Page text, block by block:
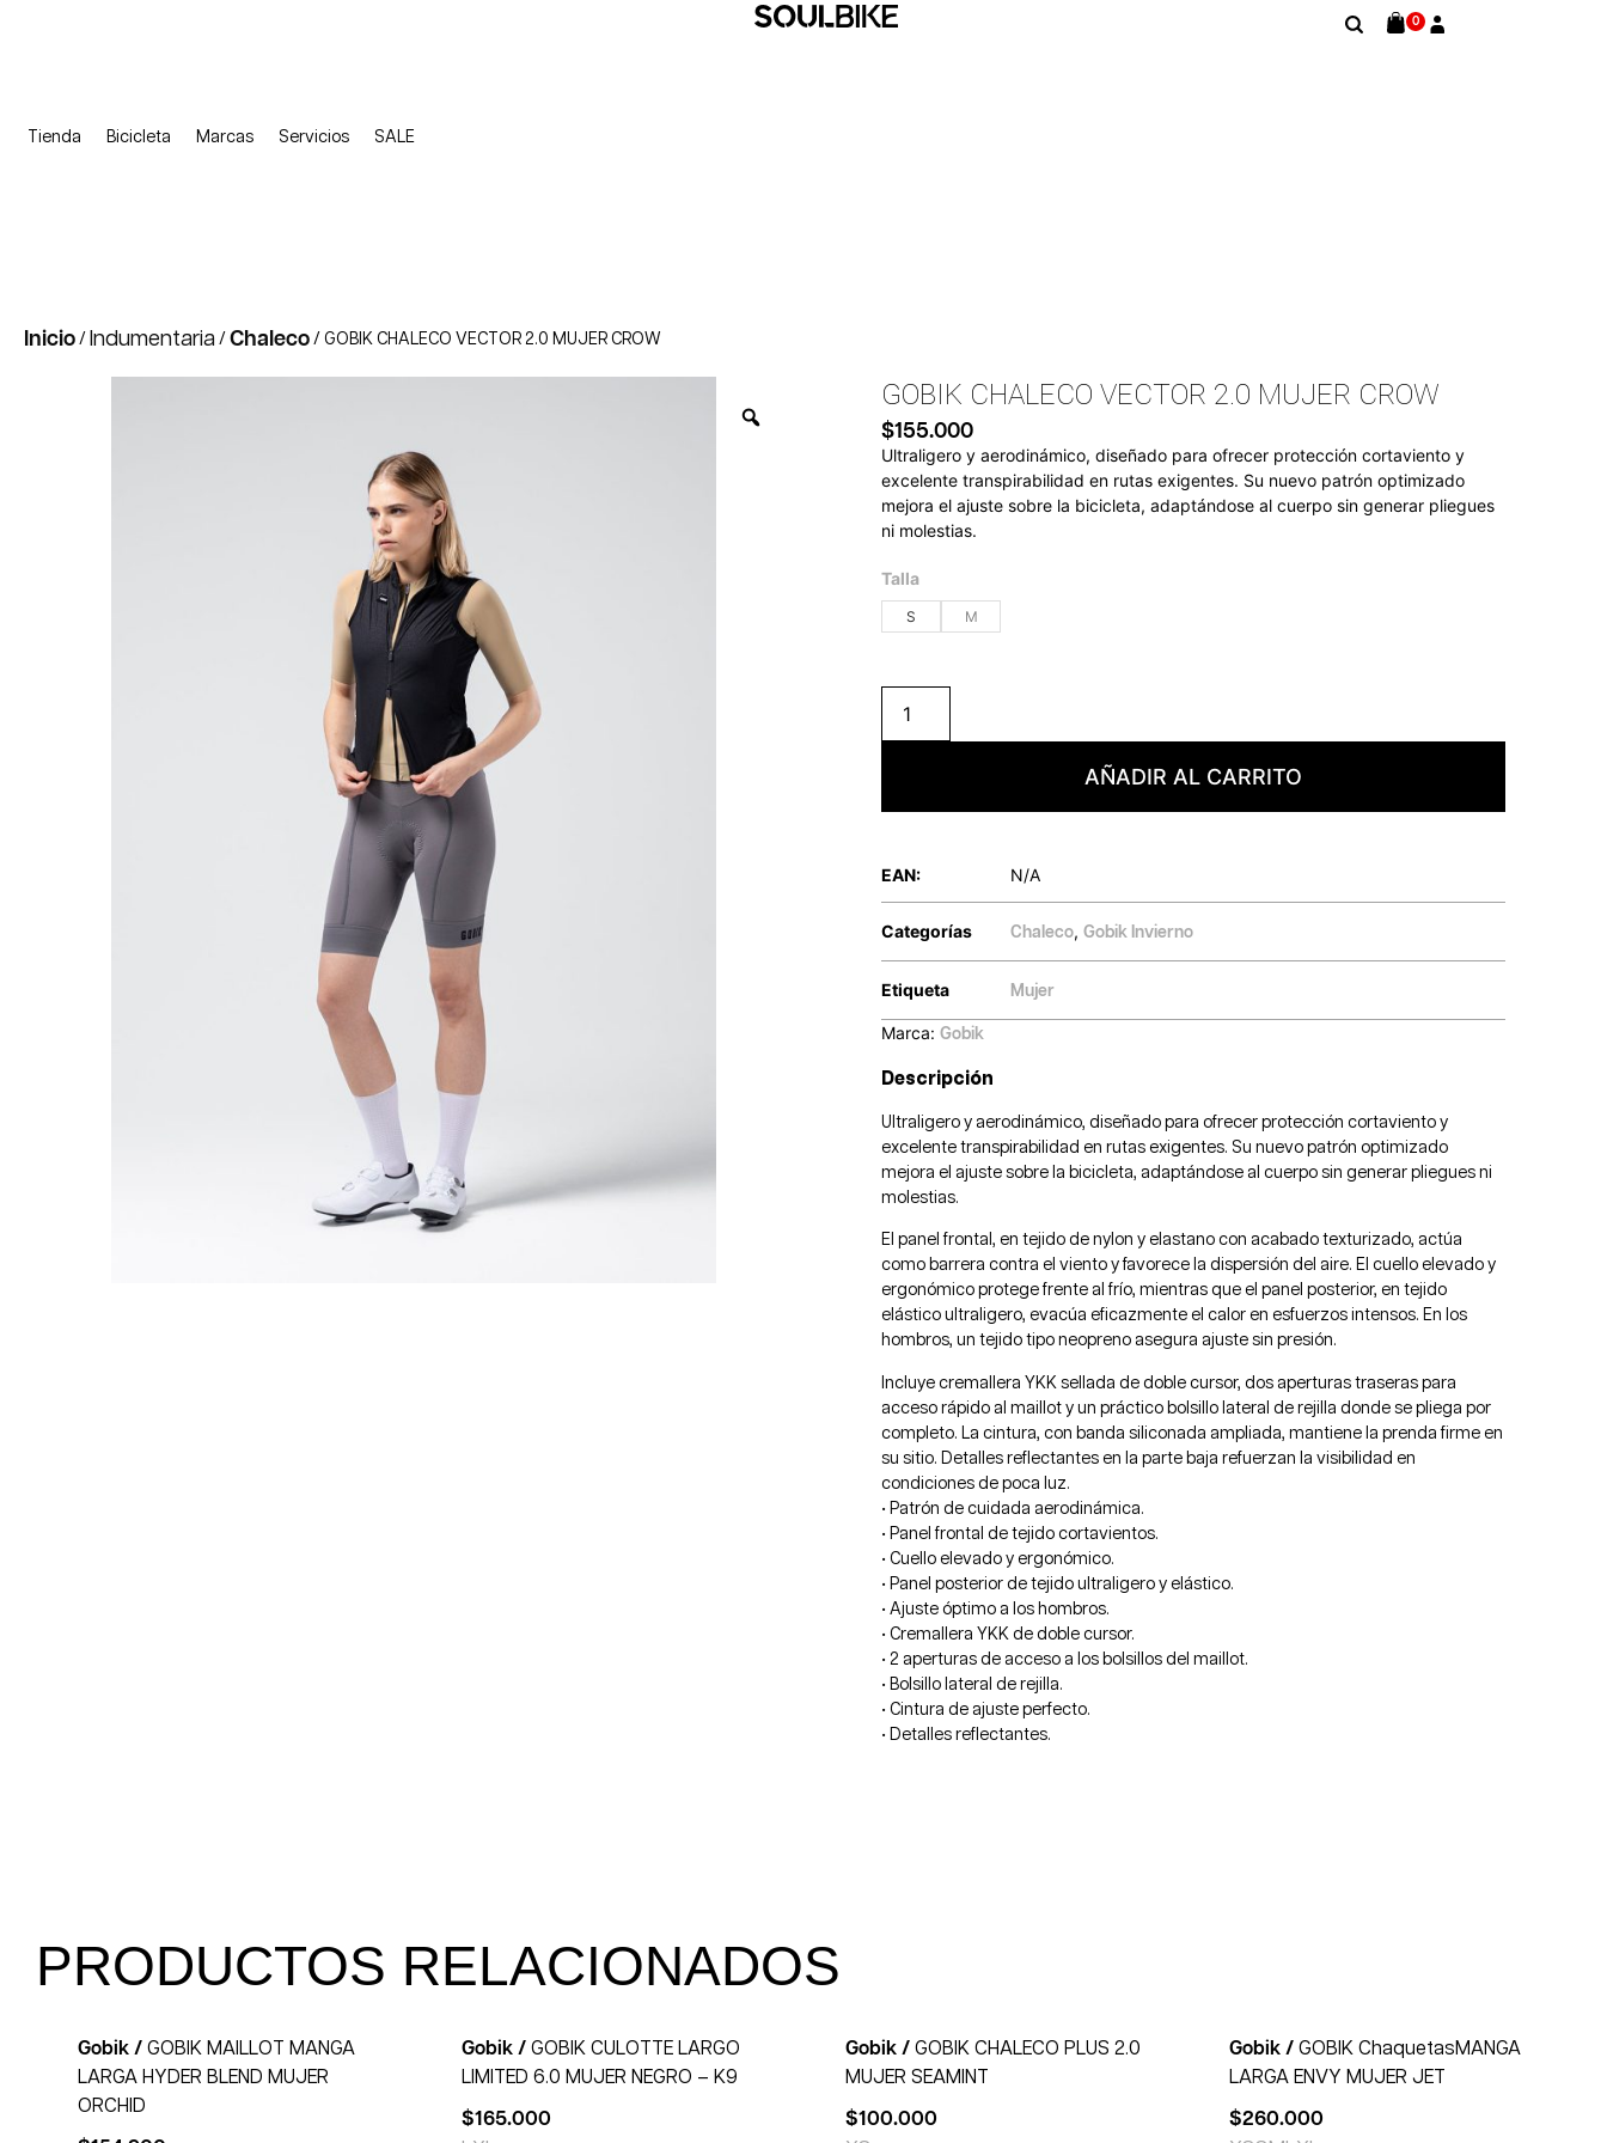
Tienda Bicicleta Marcas Servicios SALE
0
Inicio / Indumentaria / Chaleco / GOBIK CHALECO VECTOR 2.0 MUJER CROW
GOBIK CHALECO VECTOR 2.0 MUJER CROW
$155.000
Ultraligero y aerodinámico, diseñado para ofrecer protección cortaviento y
excelente transpirabilidad en rutas exigentes. Su nuevo patrón optimizado
mejora el ajuste sobre la bicicleta, adaptándose al cuerpo sin generar pliegues
ni molestias.
Talla
S M
AÑADIR AL CARRITO
EAN: N/A
Categorías Chaleco,Gobik Invierno
Etiqueta Mujer
Marca:Gobik
Descripción
Ultraligero y aerodinámico, diseñado para ofrecer protección cortaviento y
excelente transpirabilidad en rutas exigentes. Su nuevo patrón optimizado
mejora el ajuste sobre la bicicleta, adaptándose al cuerpo sin generar pliegues ni
molestias.
El panel frontal, en tejido de nylon y elastano con acabado texturizado, actúa
como barrera contra el viento y favorece la dispersión del aire. El cuello elevado y
ergonómico protege frente al frío, mientras que el panel posterior, en tejido
elástico ultraligero, evacúa eficazmente el calor en esfuerzos intensos. En los
hombros, un tejido tipo neopreno asegura ajuste sin presión.
Incluye cremallera YKK sellada de doble cursor, dos aperturas traseras para
acceso rápido al maillot y un práctico bolsillo lateral de rejilla donde se pliega por
completo. La cintura, con banda siliconada ampliada, mantiene la prenda firme en
su sitio. Detalles reflectantes en la parte baja refuerzan la visibilidad en
condiciones de poca luz.
• Patrón de cuidada aerodinámica.
• Panel frontal de tejido cortavientos.
• Cuello elevado y ergonómico.
• Panel posterior de tejido ultraligero y elástico.
• Ajuste óptimo a los hombros.
• Cremallera YKK de doble cursor.
• 2 aperturas de acceso a los bolsillos del maillot.
• Bolsillo lateral de rejilla.
• Cintura de ajuste perfecto.
• Detalles reflectantes.
PRODUCTOS RELACIONADOS
Gobik / GOBIK MAILLOT MANGA
LARGA HYDER BLEND MUJER
ORCHID
Gobik / GOBIK CULOTTE LARGO
LIMITED 6.0 MUJER NEGRO – K9
$165.000
Gobik / GOBIK CHALECO PLUS 2.0
MUJER SEAMINT
$100.000
Gobik / GOBIK ChaquetasMANGA
LARGA ENVY MUJER JET
$260.000